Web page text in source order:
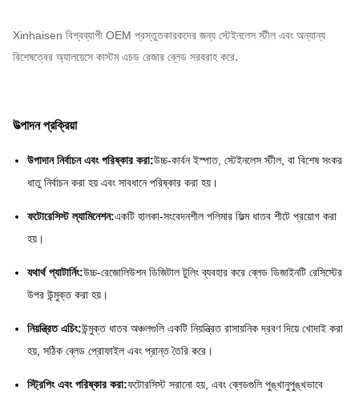
Xinhaisen বিশ্বব্যাপী OEM প্রস্তুতকারকদের জন্য স্টেইনলেস স্টীল এবং অন্যান্য
বিশেষত্বের অ্যালয়েসে কাস্টম এচড রেজার ব্লেড সরবরাহ করে.
উত্পাদন প্রক্রিয়া
উপাদান নির্বাচন এবং পরিষ্কার করা:উচ্চ-কার্বন ইস্পাত, স্টেইনলেস স্টীল, বা বিশেষ সংকর
ধাতু নির্বাচন করা হয় এবং সাবধানে পরিষ্কার করা হয়।
ফটোরেসিস্ট ল্যামিনেশন:একটি হালকা-সংবেদনশীল পলিমার ফিল্ম ধাতব শীটে প্রয়োগ করা
হয়।
যথার্থ প্যাটার্নিং:উচ্চ-রেজোলিউশন ডিজিটাল টুলিং ব্যবহার করে ব্লেড ডিজাইনটি রেসিস্টের
উপর উন্মুক্ত করা হয়।
নিয়ন্ত্রিত এচিং:উন্মুক্ত ধাতব অঞ্চলগুলি একটি নিয়ন্ত্রিত রাসায়নিক দ্রবণ দিয়ে খোদাই করা
হয়, সঠিক ব্লেড প্রোফাইল এবং প্রান্ত তৈরি করে।
স্ট্রিপিং এবং পরিষ্কার করা:ফটোরসিস্ট সরানো হয়, এবং ব্লেডগুলি পুঙ্খানুপুঙ্খভাবে